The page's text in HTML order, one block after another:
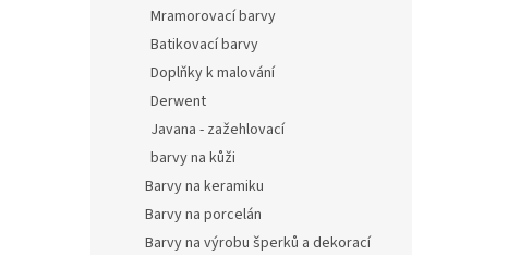
Mramorovací barvy
Batikovací barvy
Doplňky k malování
Derwent
Javana - zažehlovací
barvy na kůži
Barvy na keramiku
Barvy na porcelán
Barvy na výrobu šperků a dekorací